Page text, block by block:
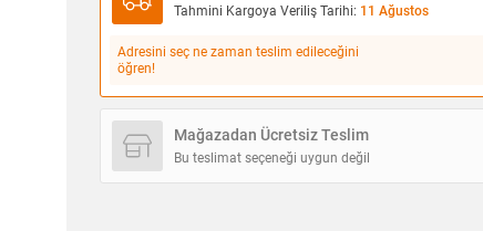
Tahmini Kargoya Veriliş Tarihi: 11 Ağustos
Adresini seç ne zaman teslim edileceğini
öğren!
Mağazadan Ücretsiz Teslim
Bu teslimat seçeneği uygun değil